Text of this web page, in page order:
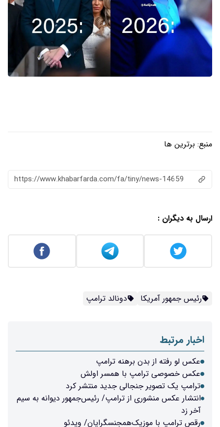
منبع: برترین ها
https://www.khabarfarda.com/fa/tiny/news-14659
ارسال به دیگران :
رئیس جمهور آمریکا دونالد ترامپ
اخبار مرتبط
عکس لو رفته از بدن برهنه ترامپ
عکس خصوصی ترامپ با همسر اولش
ترامپ یک تصویر جنجالی جدید منتشر کرد
انتشار عکس منشوری از ترامپ/ رئیس‌جمهور دیوانه به سیم
آخر زد
رقص ترامپ با موزیک‌همجنسگرایان/ ویدئو